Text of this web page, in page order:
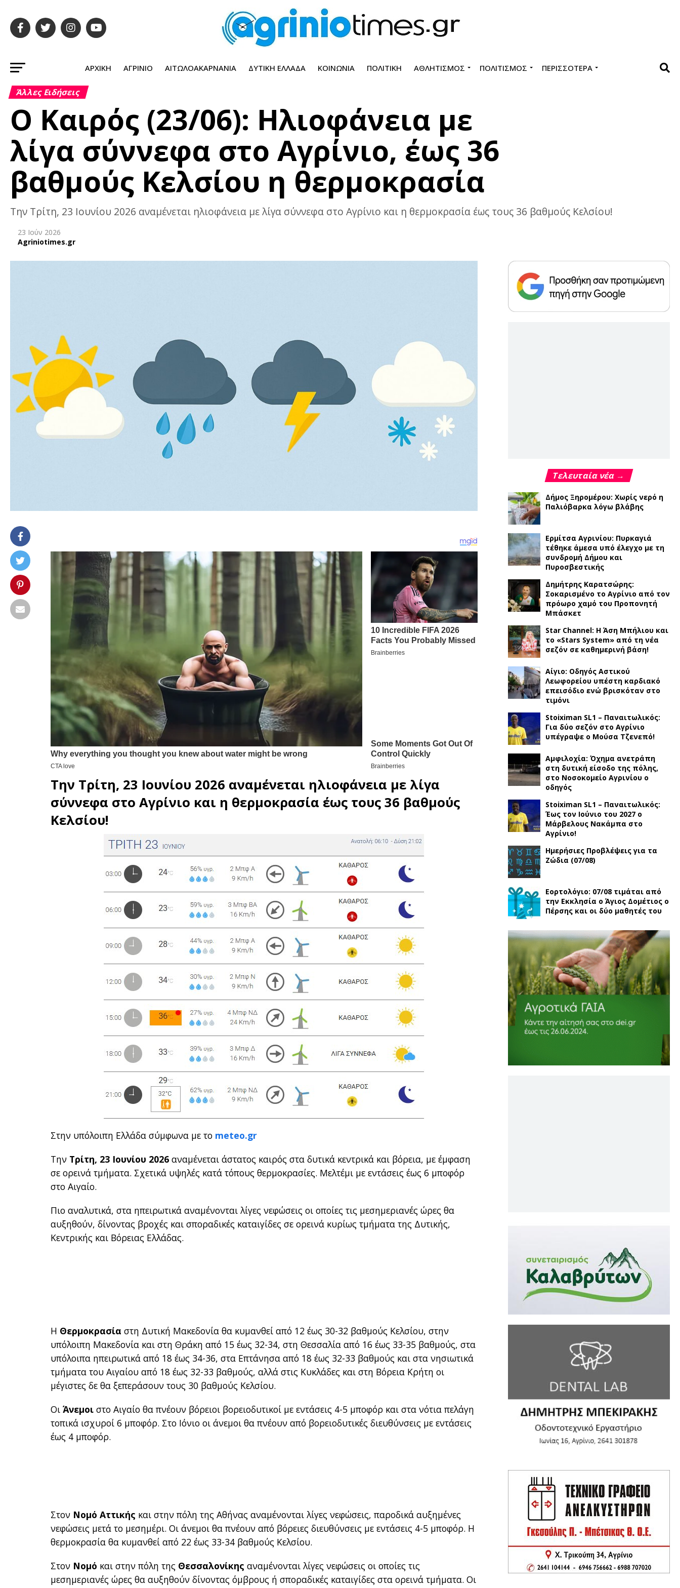
ΑΡΧΙΚΉ ΑΓΡΊΝΙΟ ΑΙΤΩΛΟΑΚΑΡΝΑΝΊΑ ΔΥΤΙΚΉ ΕΛΛΆΔΑ ΚΟΙΝΩΝΊΑ ΠΟΛΙΤΙΚΉ ΑΘΛΗΤΙΣΜΌΣ ΠΟΛΙΤΙΣΜΌΣ ΠΕΡΙΣΣΌΤΕΡΑ
Άλλες Ειδήσεις
Ο Καιρός (23/06): Ηλιοφάνεια με
λίγα σύννεφα στο Αγρίνιο, έως 36
βαθμούς Κελσίου η θερμοκρασία
Την Τρίτη, 23 Ιουνίου 2026 αναμένεται ηλιοφάνεια με λίγα σύννεφα στο Αγρίνιο και η θερμοκρασία έως τους 36 βαθμούς Κελσίου!
23 Ιούν 2026
Agriniotimes.gr
Την Τρίτη, 23 Ιουνίου 2026 αναμένεται ηλιοφάνεια με λίγα
σύννεφα στοΑγρίνιο και η θερμοκρασία έως τους 36 βαθμούς
Κελσίου!
Στην υπόλοιπη Ελλάδα σύμφωνα με το meteo.gr
Την Τρίτη, 23 Ιουνίου 2026 αναμένεται άστατος καιρός στα δυτικά κεντρικά και βόρεια, με έμφαση
σε ορεινά τμήματα. Σχετικά υψηλές κατά τόπους θερμοκρασίες. Μελτέμι με εντάσεις έως 6 μποφόρ
στο Αιγαίο.
Πιο αναλυτικά, στα ηπειρωτικά αναμένονται λίγες νεφώσεις οι οποίες τις μεσημεριανές ώρες θα
αυξηθούν, δίνοντας βροχές και σποραδικές καταιγίδες σε ορεινά κυρίως τμήματα της Δυτικής,
Κεντρικής και Βόρειας Ελλάδας.
Η Θερμοκρασία στη Δυτική Μακεδονία θα κυμανθεί από 12 έως 30-32 βαθμούς Κελσίου, στην
υπόλοιπη Μακεδονία και στη Θράκη από 15 έως 32-34, στη Θεσσαλία από 16 έως 33-35 βαθμούς, στα
υπόλοιπα ηπειρωτικά από 18 έως 34-36, στα Επτάνησα από 18 έως 32-33 βαθμούς και στα νησιωτικά
τμήματα του Αιγαίου από 18 έως 32-33 βαθμούς, αλλά στις Κυκλάδες και στη Βόρεια Κρήτη οι
μέγιστες δε θα ξεπεράσουν τους 30 βαθμούς Κελσίου.
ΟιΆνεμοι στο Αιγαίο θα πνέουν βόρειοι βορειοδυτικοί με εντάσεις 4-5 μποφόρ και στα νότια πελάγη
τοπικά ισχυροί 6 μποφόρ. Στο Ιόνιο οι άνεμοι θα πνέουν από βορειοδυτικές διευθύνσεις με εντάσεις
έως 4 μποφόρ.
Στον Νομό Αττικής και στην πόλη της Αθήνας αναμένονται λίγες νεφώσεις, παροδικά αυξημένες
νεφώσεις μετά το μεσημέρι. Οι άνεμοι θα πνέουν από βόρειες διευθύνσεις με εντάσεις 4-5 μποφόρ. Η
θερμοκρασία θα κυμανθεί από 22 έως 33-34 βαθμούς Κελσίου.
Στον Νομό και στην πόλη της Θεσσαλονίκης αναμένονται λίγες νεφώσεις οι οποίες τις
μεσημεριανές ώρες θα αυξηθούν δίνοντας όμβρους ή σποραδικές καταιγίδες στα ορεινά τμήματα. Οι
Τελευταία νέα →
Δήμος Ξηρομέρου: Χωρίς νερό η
Παλιόβαρκα λόγω βλάβης
Ερμίτσα Αγρινίου: Πυρκαγιά
τέθηκε άμεσα υπό έλεγχο με τη
συνδρομή Δήμου και
Πυροσβεστικής
Δημήτρης Καρατσώρης:
Σοκαρισμένο το Αγρίνιο από τον
πρόωρο χαμό του Προπονητή
Μπάσκετ
Star Channel: Η Άση Μπήλιου και
το «Stars System» από τη νέα
σεζόν σε καθημερινή βάση!
Αίγιο: Οδηγός Αστικού
Λεωφορείου υπέστη καρδιακό
επεισόδιο ενώ βρισκόταν στο
τιμόνι
Stoiximan SL1 – Παναιτωλικός:
Για δύο σεζόν στο Αγρίνιο
υπέγραψε ο Μούσα Τζενεπό!
Αμφιλοχία: Όχημα ανετράπη
στη δυτική είσοδο της πόλης,
στο Νοσοκομείο Αγρινίου ο
οδηγός
Stoiximan SL1 – Παναιτωλικός:
Έως τον Ιούνιο του 2027 ο
Μάρβελους Νακάμπα στο
Αγρίνιο!
Ημερήσιες Προβλέψεις για τα
Ζώδια (07/08)
Εορτολόγιο: 07/08 τιμάται από
την Εκκλησία ο Άγιος Δομέτιος ο
Πέρσης και οι δύο μαθητές του